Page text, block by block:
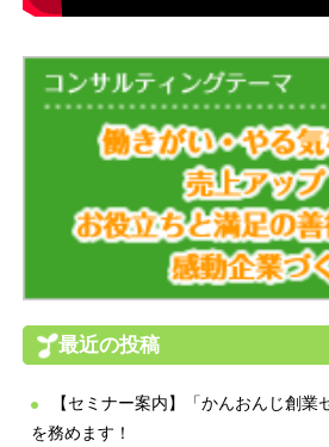
最近の投稿
【セミナー案内】「かんおんじ創業
を務めます！